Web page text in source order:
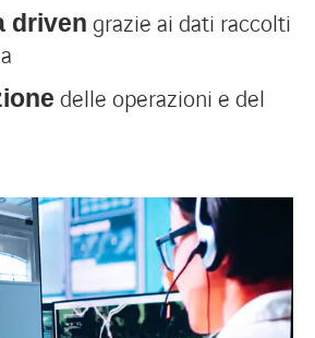
driven grazie ai dati raccolti
delle operazioni e del